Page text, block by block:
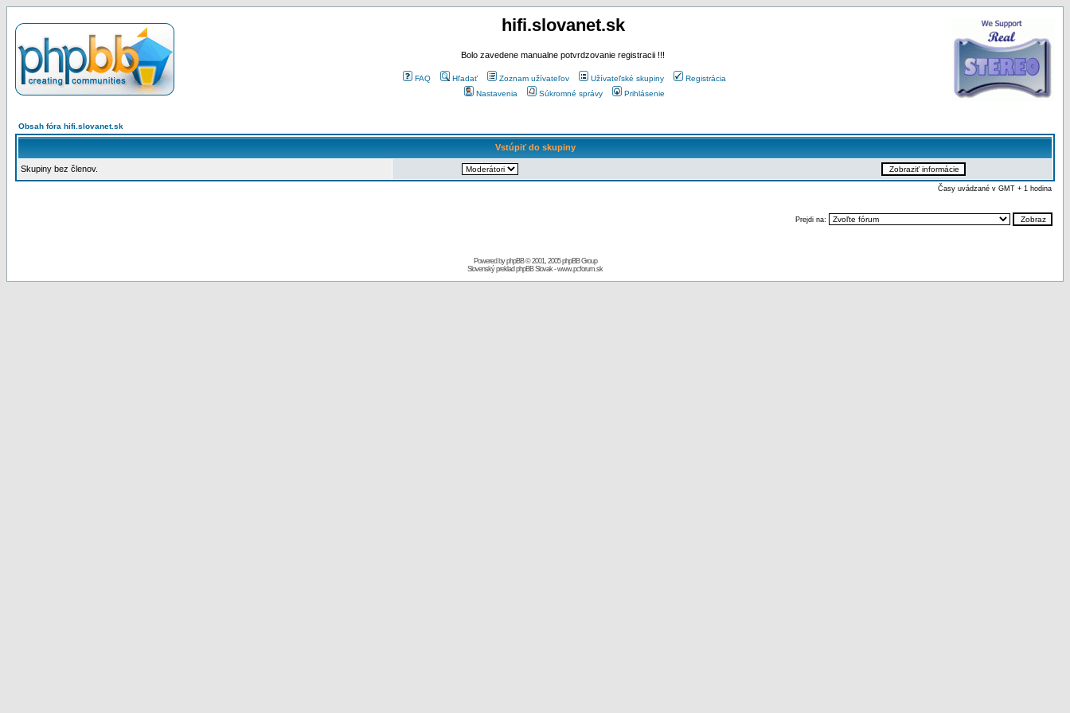
hifi.slovanet.sk
Bolo zavedene manualne potvrdzovanie registracii !!!
FAQ Hľadať Zoznam užívateľov Užívateľské skupiny
Registrácia
Nastavenia
Súkromné správy Prihlásenie
Obsah fóra hifi.slovanet.sk
Vstúpiť do skupiny
Skupiny bez členov.
Časy uvádzané v GMT + 1 hodina
Prejdi na:
Powered byphpBB© 2001, 2005 phpBB Group
Slovenský preklad phpBB Slovak-www.pcforum.sk